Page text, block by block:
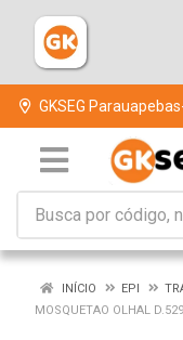
GKSEG
INÍCIO EPI
MOSQUETAO OLHAL